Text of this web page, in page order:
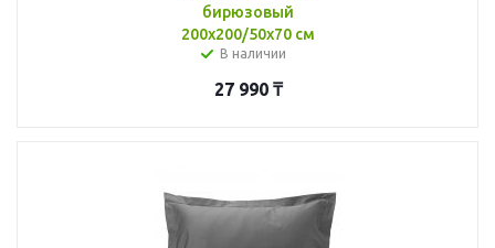
бирюзовый
200x200/50x70 см
В наличии
27 990₸